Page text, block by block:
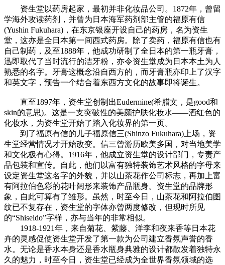
资生堂以药房起家，最初并非化妆品公司。1872年，曾留
学海外攻读药剂，并曾为日本海军药剂部主管的福原有信
(Yushin Fukuhara)，在东京银座开设自己的药房，名为资生
堂，这亦是全日本第一间西式药房。除了卖药，福原有信也有
自己制药，及至1888年，他成功研制了全日本的第一瓶牙膏，
迅即取代了当时流行的洁牙粉，亦令资生堂成为日本本土为人
熟悉的名字。牙膏这概念沿自西方的，而牙膏瓶亦印上了汉字
和英文字，预告一个结合着东西方文化的故事即将诞生。
直至1897年，资生堂创制出Eudermine(希腊文，是good和
skin的意思)。这是一支突破性的美颜护肤化妆水——酒红色的
化妆水，为资生堂开始了踏入化妆界的第一页。
到了福原有信的儿子福原信三(Shinzo Fukuhara)上场，资
生堂经营情况才开始改变。信三曾游历欧美多国，对当地美学
和文化极有心得。1916年，他成立资生堂的设计部门，专责产
品包装和宣传。自此，他们以富有独特装饰艺术风格的字母来
设定资生堂这名字的外貌，并以山茶花作公司标志，再加上富
有阿拉伯色彩的花叶阔形来装饰产品瓶身。资生堂的品牌形
象，自此可算有了雏形。虽然，时至今日，山茶花和阿拉伯图
纹已不复存在，资生堂的字体亦曾两度修改，但现时所见
的“Shiseido”字样，亦与当年的非常相似。
1918-1921年，来自菊花、紫藤、洋李和夜来香等日本花
卉的灵感促使资生堂开发了第一款为公司建立香氛声誉的香
水。无论是香水本身还是香水瓶身典雅的设计都散发着独特永
久的魅力，时至今日，资生堂已经成为全世界香氛领域的选